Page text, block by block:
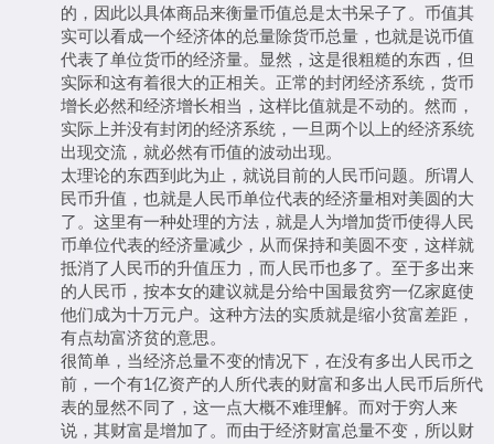
的，因此以具体商品来衡量币值总是太书呆子了。币值其
实可以看成一个经济体的总量除货币总量，也就是说币值
代表了单位货币的经济量。显然，这是很粗糙的东西，但
实际和这有着很大的正相关。正常的封闭经济系统，货币
增长必然和经济增长相当，这样比值就是不动的。然而，
实际上并没有封闭的经济系统，一旦两个以上的经济系统
出现交流，就必然有币值的波动出现。
太理论的东西到此为止，就说目前的人民币问题。所谓人
民币升值，也就是人民币单位代表的经济量相对美圆的大
了。这里有一种处理的方法，就是人为增加货币使得人民
币单位代表的经济量减少，从而保持和美圆不变，这样就
抵消了人民币的升值压力，而人民币也多了。至于多出来
的人民币，按本女的建议就是分给中国最贫穷一亿家庭使
他们成为十万元户。这种方法的实质就是缩小贫富差距，
有点劫富济贫的意思。
很简单，当经济总量不变的情况下，在没有多出人民币之
前，一个有1亿资产的人所代表的财富和多出人民币后所代
表的显然不同了，这一点大概不难理解。而对于穷人来
说，其财富是增加了。而由于经济财富总量不变，所以财